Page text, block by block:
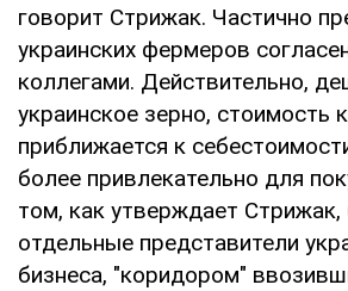
говорит Стрижак. Частично
украинских фермеров
коллегами. Действительно,
украинское зерно, стоимость
приближается к
более привлекательно для
том, как утверждает
отдельные представители
бизнеса, "коридором"